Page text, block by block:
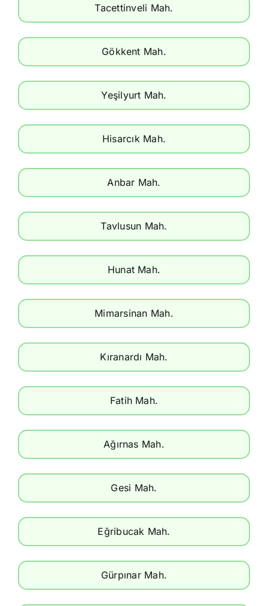
Tacettinveli Mah.
Gökkent Mah.
Yeşilyurt Mah.
Hisarcık Mah.
Anbar Mah.
Tavlusun Mah.
Hunat Mah.
Mimarsinan Mah.
Kıranardı Mah.
Fatih Mah.
Ağırnas Mah.
Gesi Mah.
Eğribucak Mah.
Gürpınar Mah.